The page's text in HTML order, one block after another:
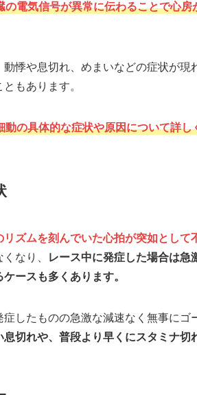
の電気信号が異常に伝わることで心
動悸や息切れ、めまいなどの症状が
もあります。
動の具体的な症状や原因について詳し
リズムを刻んでいた心拍が突如として
なり、
レース中に発症した場合は急
ースも多くあります。
症したものの急激な減速なく無事に
息切れや、普段より早くにスタミナ切